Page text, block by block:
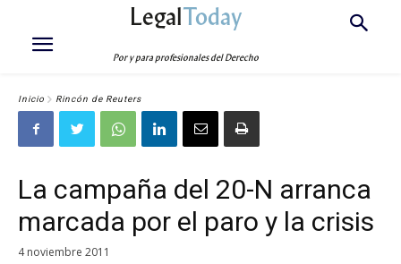
LegalToday
Por y para profesionales del Derecho
Inicio Rincón de Reuters
La campaña del 20-N arranca
marcada por el paro y la crisis
4 noviembre 2011